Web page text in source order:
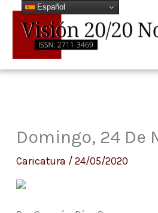
contenido
Domingo, 24 De
Caricatura / 24/05/2020
Español